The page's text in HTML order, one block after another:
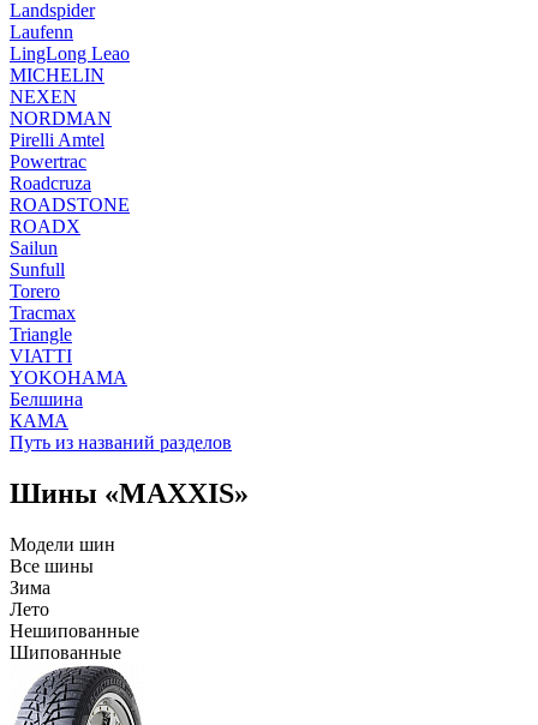
Landspider
Laufenn
LingLong Leao
MICHELIN
NEXEN
NORDMAN
Pirelli Amtel
Powertrac
Roadcruza
ROADSTONE
ROADX
Sailun
Sunfull
Torero
Tracmax
Triangle
VIATTI
YOKOHAMA
Белшина
КАМА
Путь из названий разделов
Шины «MAXXIS»
Модели шин
Все шины
Зима
Лето
Нешипованные
Шипованные